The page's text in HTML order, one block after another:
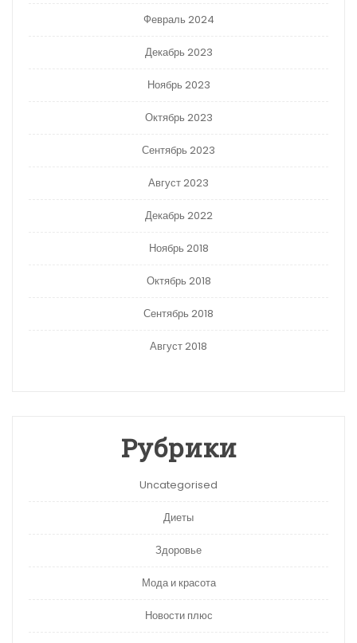
Февраль 2024
Декабрь 2023
Ноябрь 2023
Октябрь 2023
Сентябрь 2023
Август 2023
Декабрь 2022
Ноябрь 2018
Октябрь 2018
Сентябрь 2018
Август 2018
Рубрики
Uncategorised
Диеты
Здоровье
Мода и красота
Новости плюс